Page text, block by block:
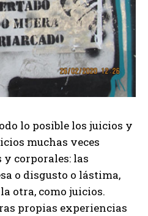
lo posible los juicios y
muchas veces
y corporales: las
o disgusto o lástima,
otra, como juicios.
propias experiencias